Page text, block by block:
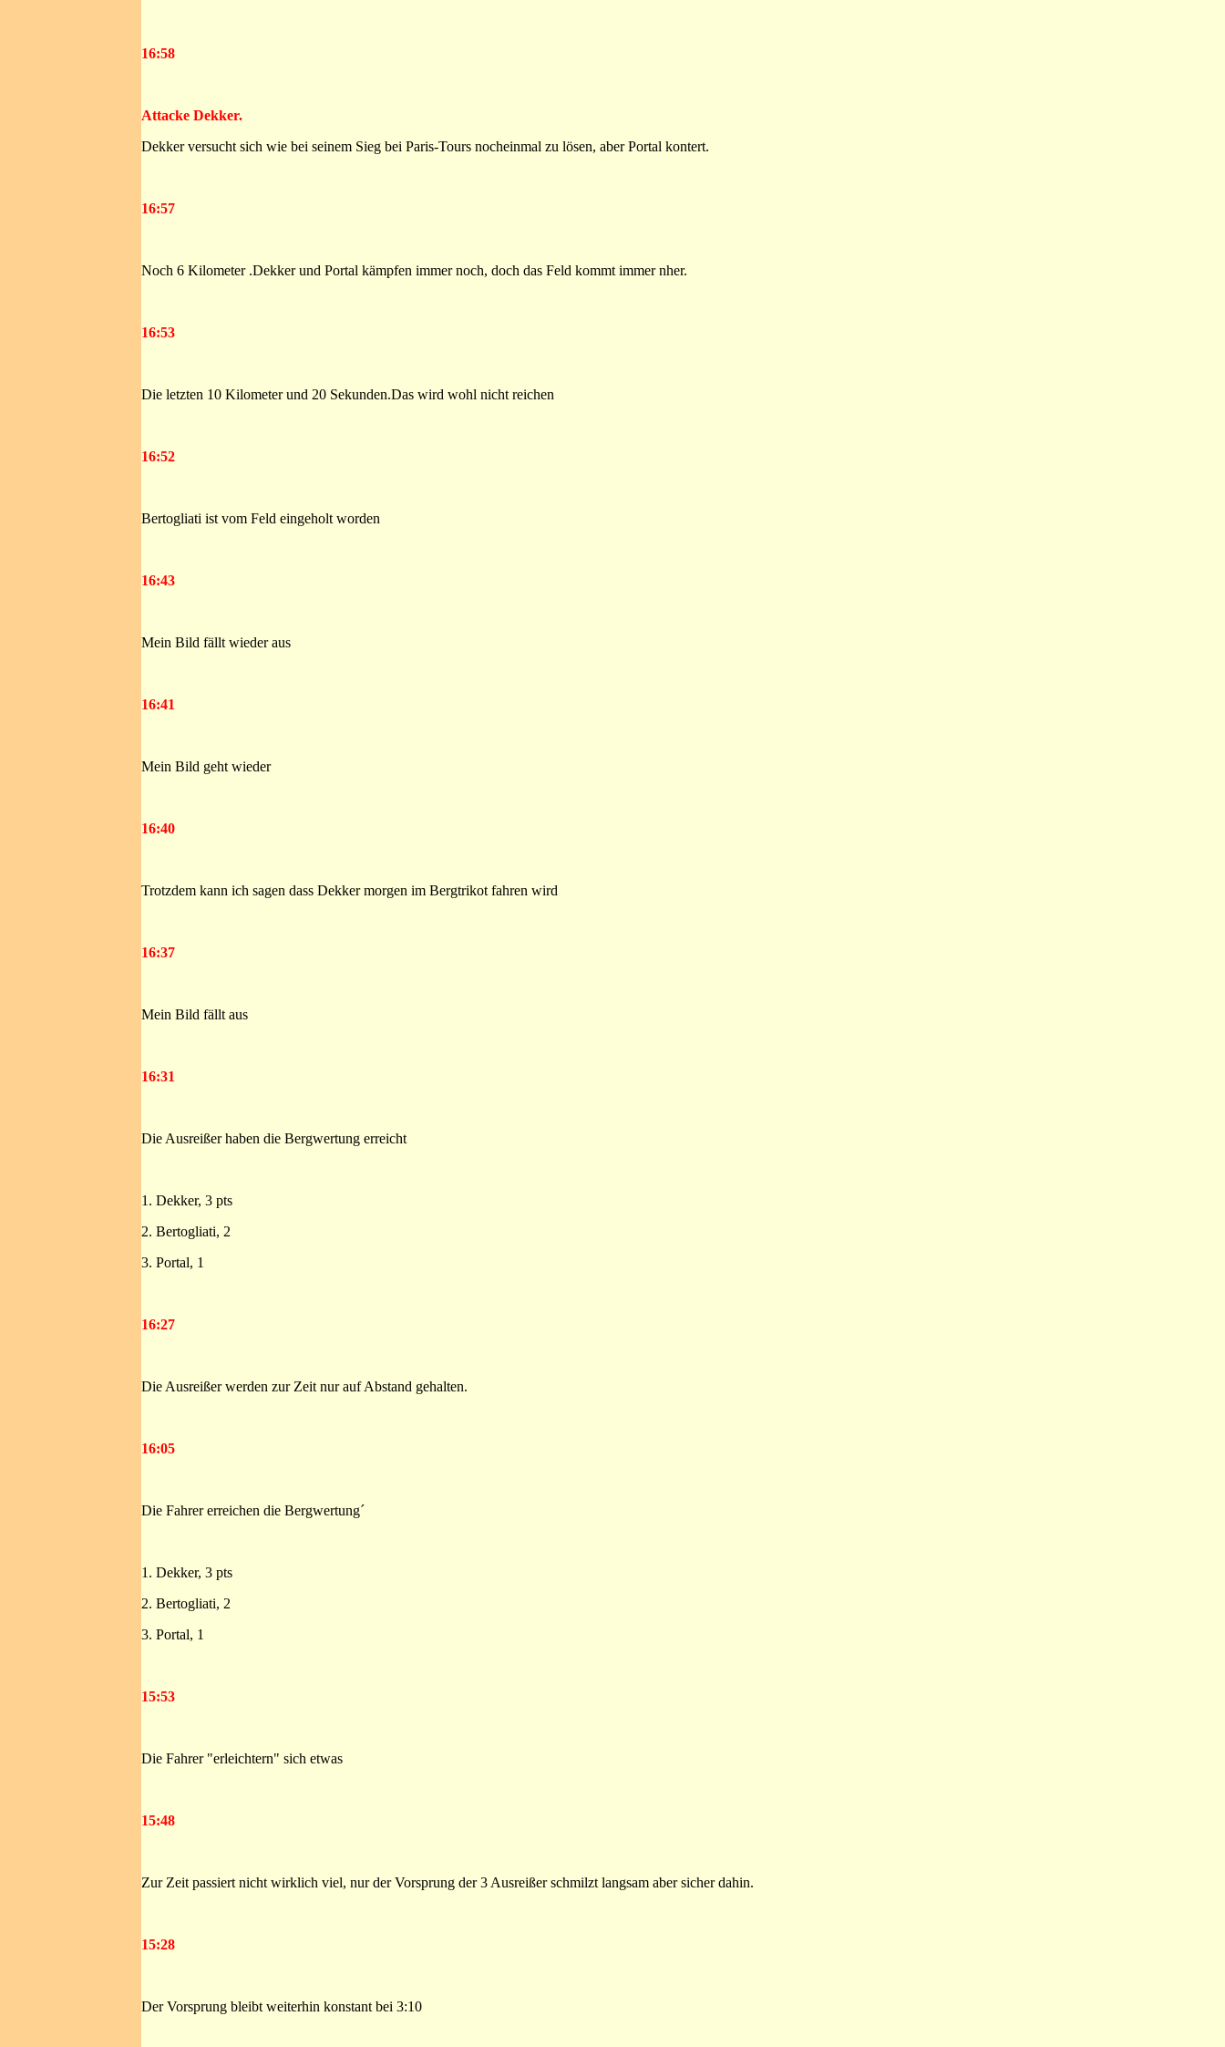
16:58
Attacke Dekker.
Dekker versucht sich wie bei seinem Sieg bei Paris-Tours nocheinmal zu lösen, aber Portal kontert.
16:57
Noch 6 Kilometer .Dekker und Portal kämpfen immer noch, doch das Feld kommt immer nher.
16:53
Die letzten 10 Kilometer und 20 Sekunden.Das wird wohl nicht reichen
16:52
Bertogliati ist vom Feld eingeholt worden
16:43
Mein Bild fällt wieder aus
16:41
Mein Bild geht wieder
16:40
Trotzdem kann ich sagen dass Dekker morgen im Bergtrikot fahren wird
16:37
Mein Bild fällt aus
16:31
Die Ausreißer haben die Bergwertung erreicht
1. Dekker, 3 pts
2. Bertogliati, 2
3. Portal, 1
16:27
Die Ausreißer werden zur Zeit nur auf Abstand gehalten.
16:05
Die Fahrer erreichen die Bergwertung´
1. Dekker, 3 pts
2. Bertogliati, 2
3. Portal, 1
15:53
Die Fahrer "erleichtern" sich etwas
15:48
Zur Zeit passiert nicht wirklich viel, nur der Vorsprung der 3 Ausreißer schmilzt langsam aber sicher dahin.
15:28
Der Vorsprung bleibt weiterhin konstant bei 3:10